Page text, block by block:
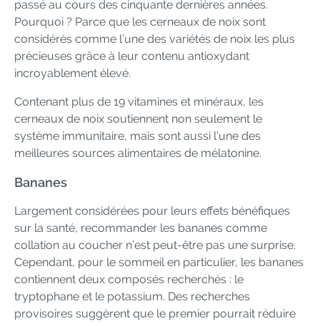
passé au cours des cinquante dernières années.
Pourquoi ? Parce que les cerneaux de noix sont
considérés comme l’une des variétés de noix les plus
précieuses grâce à leur contenu antioxydant
incroyablement élevé.
Contenant plus de 19 vitamines et minéraux, les
cerneaux de noix soutiennent non seulement le
système immunitaire, mais sont aussi l’une des
meilleures sources alimentaires de mélatonine.
Bananes
Largement considérées pour leurs effets bénéfiques
sur la santé, recommander les bananes comme
collation au coucher n’est peut-être pas une surprise.
Cependant, pour le sommeil en particulier, les bananes
contiennent deux composés recherchés : le
tryptophane et le potassium. Des recherches
provisoires suggèrent que le premier pourrait réduire